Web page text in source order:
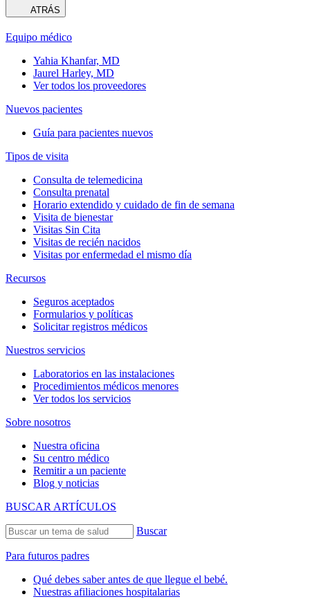
ATRÁS
Equipo médico
Yahia Khanfar, MD
Jaurel Harley, MD
Ver todos los proveedores
Nuevos pacientes
Guía para pacientes nuevos
Tipos de visita
Consulta de telemedicina
Consulta prenatal
Horario extendido y cuidado de fin de semana
Visita de bienestar
Visitas Sin Cita
Visitas de recién nacidos
Visitas por enfermedad el mismo día
Recursos
Seguros aceptados
Formularios y políticas
Solicitar registros médicos
Nuestros servicios
Laboratorios en las instalaciones
Procedimientos médicos menores
Ver todos los servicios
Sobre nosotros
Nuestra oficina
Su centro médico
Remitir a un paciente
Blog y noticias
BUSCAR ARTÍCULOS
Buscar
Para futuros padres
Qué debes saber antes de que llegue el bebé.
Nuestras afiliaciones hospitalarias